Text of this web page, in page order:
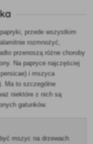
przede wszystkim
rozmnożyć,
przenoszą różne choroby
Na papryce najczęściej
i mszyca
Ma to szczególne
niektóre z nich są
gatunków.
mszyc na drzewach